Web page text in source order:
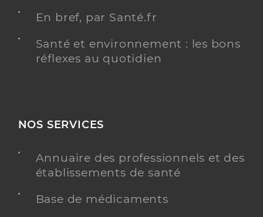
En bref, par Santé.fr
Santé et environnement : les bons
réflexes au quotidien
NOS SERVICES
Annuaire des professionnels et des
établissements de santé
Base de médicaments